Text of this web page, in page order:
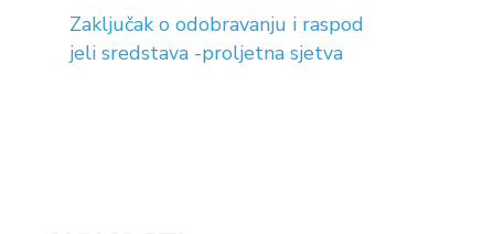
Zaključak o odobravanju i raspod
jeli sredstava -proljetna sjetva